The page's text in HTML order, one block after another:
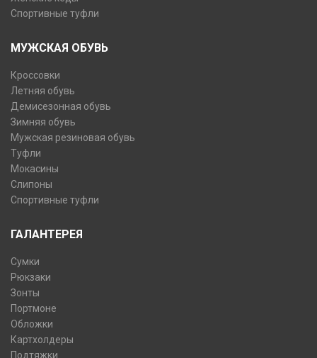
Спортивные туфли
МУЖСКАЯ ОБУВЬ
Кроссовки
Летняя обувь
Демисезонная обувь
Зимняя обувь
Мужская резиновая обувь
Туфли
Мокасины
Слипоны
Спортивные туфли
ГАЛАНТЕРЕЯ
Сумки
Рюкзаки
Зонты
Портмоне
Обложки
Картхолдеры
Подтяжки